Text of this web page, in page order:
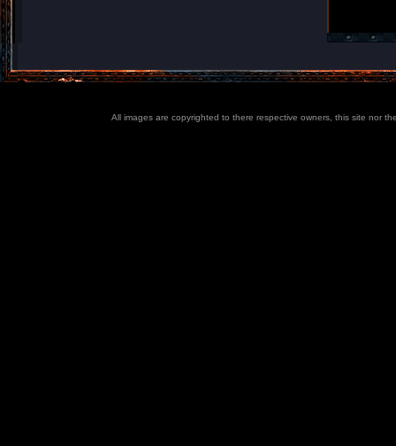
All images are copyrighted to there respective owners, this site nor